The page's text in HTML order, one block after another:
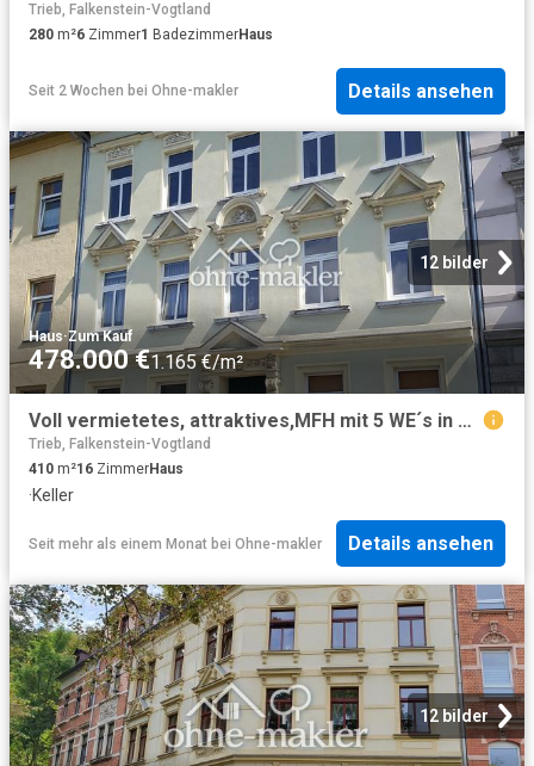
Trieb, Falkenstein-Vogtland
280 m²6 Zimmer1 BadezimmerHaus
Seit 2 Wochen bei Ohne-makler Details ansehen
12 bilder
Haus·Zum Kauf
478.000 €1.165 €/m²
Voll vermietetes, attraktives,MFH mit 5 WE´s in Zentrumsnähe von Reichenbach
Trieb, Falkenstein-Vogtland
410 m²16 ZimmerHaus
·Keller
Seit mehr als einem Monat bei Ohne-makler Details ansehen
12 bilder